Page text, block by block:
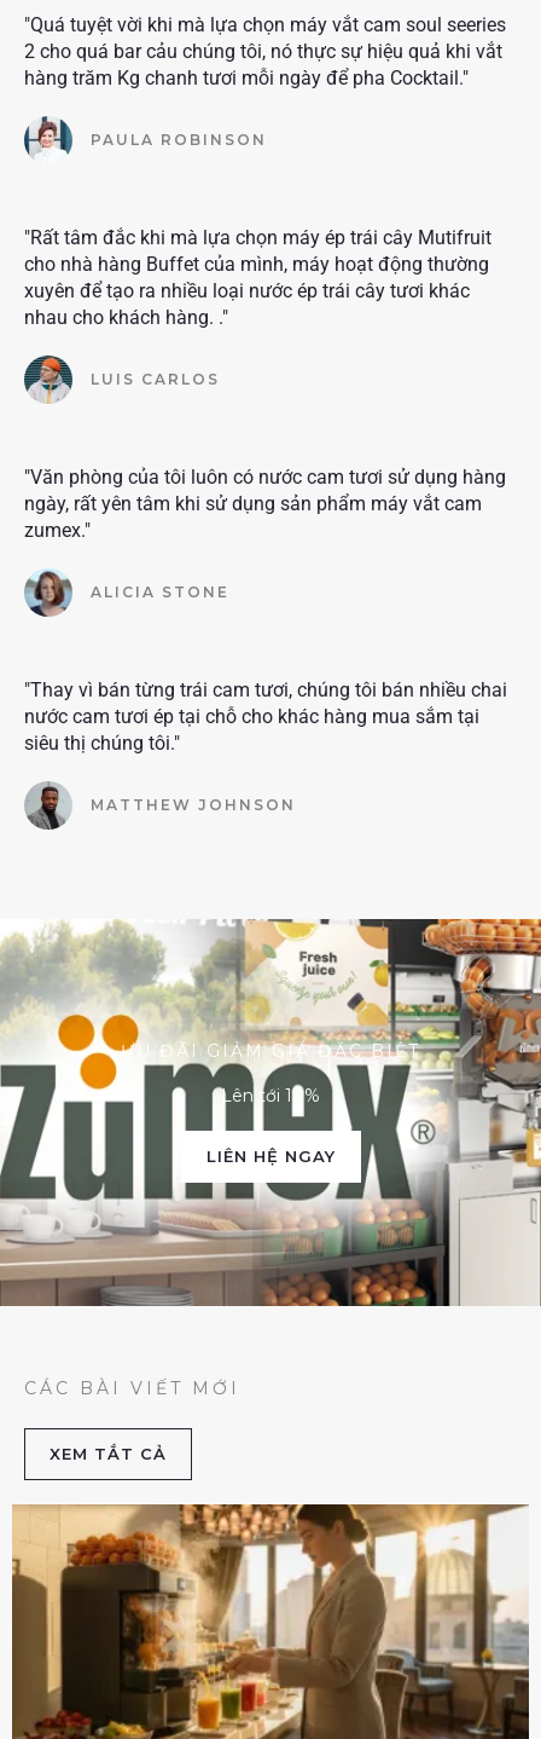
"Quá tuyệt vời khi mà lựa chọn máy vắt cam soul seeries
2 cho quá bar cảu chúng tôi, nó thực sự hiệu quả khi vắt
hàng trăm Kg chanh tươi mỗi ngày để pha Cocktail."
PAULA ROBINSON
"Rất tâm đắc khi mà lựa chọn máy ép trái cây Mutifruit
cho nhà hàng Buffet của mình, máy hoạt động thường
xuyên để tạo ra nhiều loại nước ép trái cây tươi khác
nhau cho khách hàng. ."
LUIS CARLOS
"Văn phòng của tôi luôn có nước cam tươi sử dụng hàng
ngày, rất yên tâm khi sử dụng sản phẩm máy vắt cam
zumex."
ALICIA STONE
"Thay vì bán từng trái cam tươi, chúng tôi bán nhiều chai
nước cam tươi ép tại chỗ cho khác hàng mua sắm tại
siêu thị chúng tôi."
MATTHEW JOHNSON
ƯU ĐÃI GIẢM GIÁ ĐẶC BIỆT
Lên tới 10%
LIÊN HỆ NGAY
CÁC BÀI VIẾT MỚI
XEM TẮT CẢ